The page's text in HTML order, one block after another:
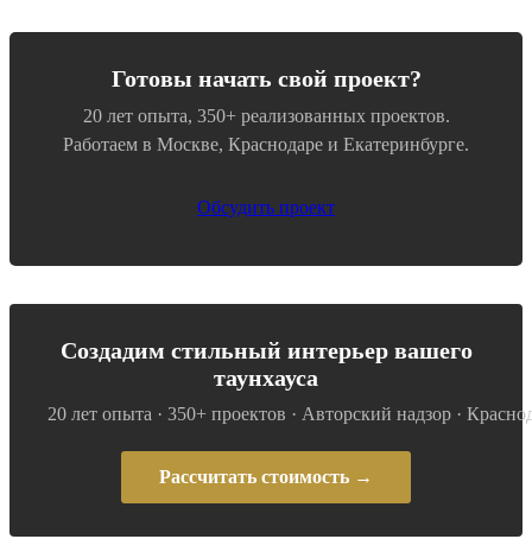
Готовы начать свой проект?
20 лет опыта, 350+ реализованных проектов.
Работаем в Москве, Краснодаре и Екатеринбурге.
Обсудить проект
Создадим стильный интерьер вашего
таунхауса
20 лет опыта · 350+ проектов · Авторский надзор ·
Рассчитать стоимость →